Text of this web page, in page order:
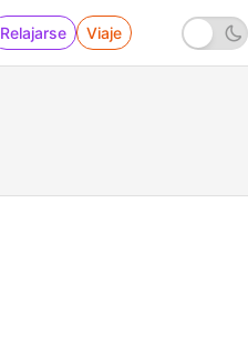
Relajarse Viaje